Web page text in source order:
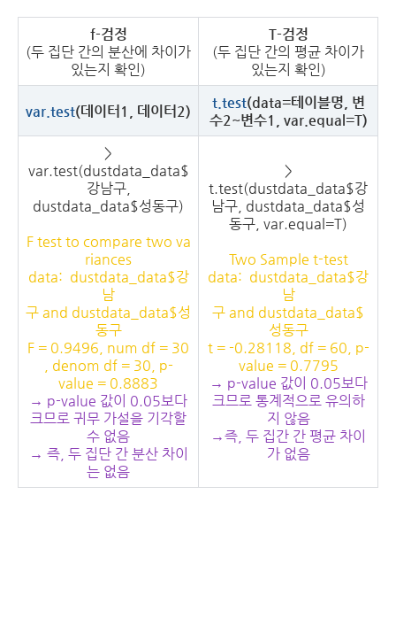
f-검정
(두 집단 간의 분산에 차이가
있는지 확인)
T-검정
(두 집단 간의 평균 차이가
있는지 확인)
var.test(데이터1, 데이터2)
t.test(data=테이블명, 변
수2~변수1, var.equal=T)
>
var.test(dustdata_data$
강남구,
dustdata_data$성동구)
F test to compare two va
riances
data: dustdata_data$강
남
구 and dustdata_data$성
동구
F = 0.9496, num df = 30
, denom df = 30, p-
value = 0.8883
→ p-value 값이 0.05보다
크므로 귀무 가설을 기각할
수 없음
→ 즉, 두 집단 간 분산 차이
는 없음
>
t.test(dustdata_data$강
남구, dustdata_data$성
동구, var.equal=T)
Two Sample t-test
data: dustdata_data$강
남
구 and dustdata_data$
성동구
t = -0.28118, df = 60, p-
value = 0.7795
→ p-value 값이 0.05보다
크므로 통계적으로 유의하
지 않음
→즉, 두 집간 간 평균 차이
가 없음